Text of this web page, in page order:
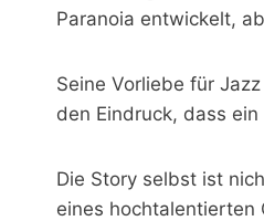
Paranoia entwickelt,
Seine Vorliebe für
den Eindruck, dass
Die Story selbst ist
eines hochtalentierten